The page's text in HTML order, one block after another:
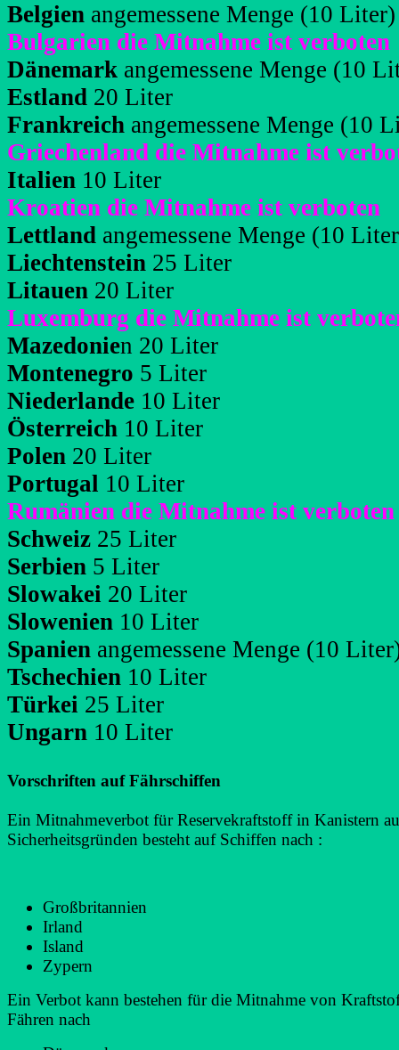
Belgien angemessene Menge (10 Liter)
Bulgarien die Mitnahme ist verboten
Dänemark angemessene Menge (10
Estland 20 Liter
Frankreich angemessene Menge (10
Griechenland die Mitnahme ist
Italien 10 Liter
Kroatien die Mitnahme ist verboten
Lettland angemessene Menge (10
Liechtenstein 25 Liter
Litauen 20 Liter
Luxemburg die Mitnahme ist
Mazedonien 20 Liter
Montenegro 5 Liter
Niederlande 10 Liter
Österreich 10 Liter
Polen 20 Liter
Portugal 10 Liter
Rumänien die Mitnahme ist verboten
Schweiz 25 Liter
Serbien 5 Liter
Slowakei 20 Liter
Slowenien 10 Liter
Spanien angemessene Menge (10
Tschechien 10 Liter
Türkei 25 Liter
Ungarn 10 Liter
Vorschriften auf Fährschiffen
Ein Mitnahmeverbot für Reservekraftstoff in Kanistern
Sicherheitsgründen besteht auf Schiffen nach :
Großbritannien
Irland
Island
Zypern
Ein Verbot kann bestehen für die Mitnahme von
Fähren nach